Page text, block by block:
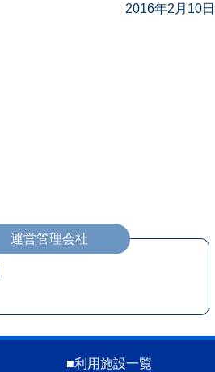
2016年2月10日
運営管理会社
■利用施設一覧